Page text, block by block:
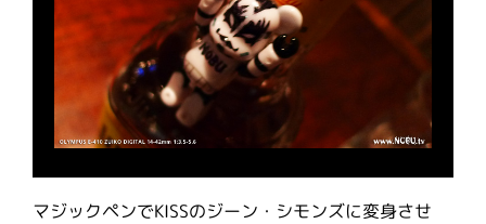
マジックペンでKISSのジーン・シモンズに変身させ